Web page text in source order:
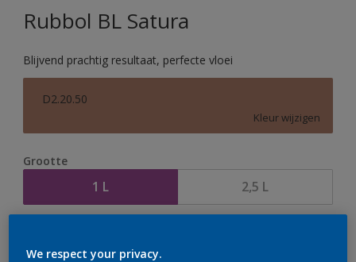
Rubbol BL Satura
Blijvend prachtig resultaat, perfecte vloei
D2.20.50
Kleur wijzigen
Grootte
1 L 2,5 L
We respect your privacy.